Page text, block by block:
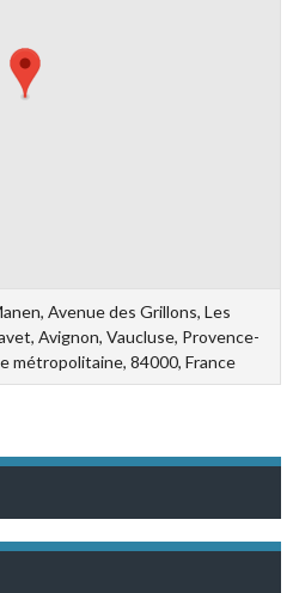
Avenue des Grillons, Les
Avignon, Vaucluse, Provence-
métropolitaine, 84000, France